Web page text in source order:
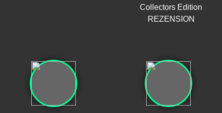
Collectors Edition
REZENSION